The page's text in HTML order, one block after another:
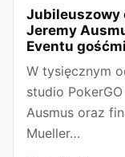
Jubileuszowy
Jeremy
Eventu
W tysięcznym
studio
Ausmus oraz
Mueller…